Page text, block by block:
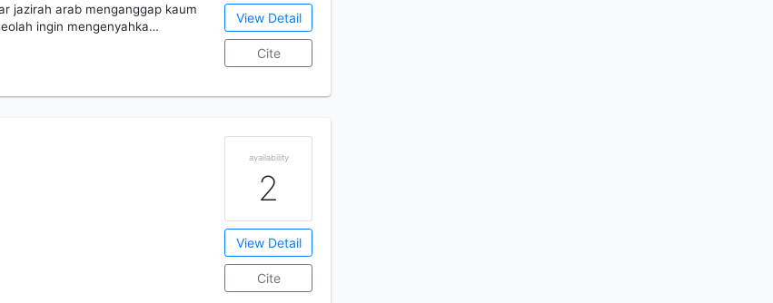
jazirah arab menganggap kaum
ingin mengenyahka…
View Detail
Cite
availability
2
View Detail
Cite